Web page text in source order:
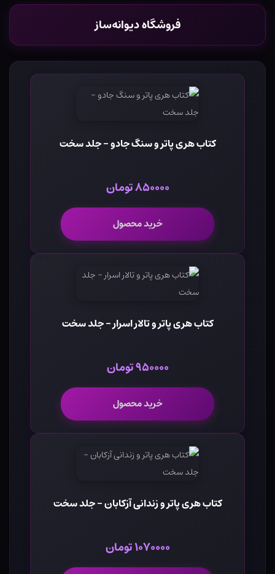
فروشگاه دیوانه‌ساز
کتاب هری پاتر و سنگ جادو - جلد سخت
۸۵۰۰۰۰ تومان
خرید محصول
کتاب هری پاتر و تالار اسرار - جلد سخت
۹۵۰۰۰۰ تومان
خرید محصول
کتاب هری پاتر و زندانی آزکابان - جلد سخت
۱۰۷۰۰۰۰ تومان